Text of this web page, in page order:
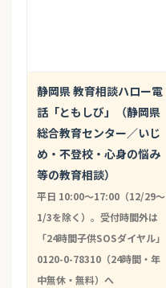
静岡県 教育相談ハロー電
話「ともしび」（静岡県
総合教育センター／いじ
め・不登校・心身の悩み
等の教育相談）
平日 10:00〜17:00（12/29〜
1/3を除く）。受付時間外は
「24時間子供SOSダイヤル」
0120-0-78310（24時間・年
中無休・無料）へ